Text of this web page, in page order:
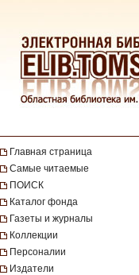
Главная страница
Самые читаемые
ПОИСК
Каталог фонда
Газеты и журналы
Коллекции
Персоналии
Издатели